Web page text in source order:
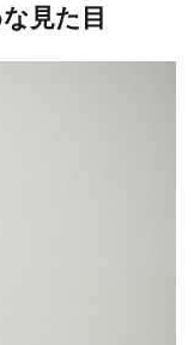
見た目